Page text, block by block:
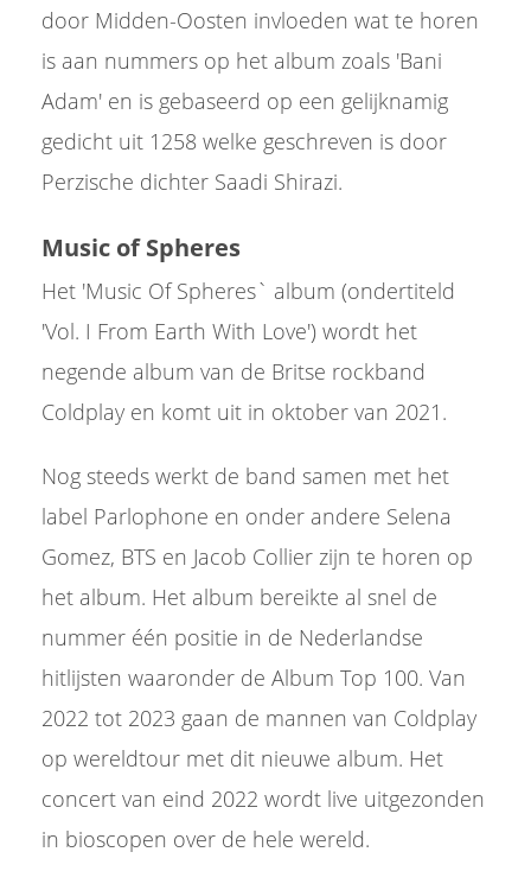
door Midden-Oosten invloeden wat te horen
is aan nummers op het album zoals 'Bani
Adam' en is gebaseerd op een gelijknamig
gedicht uit 1258 welke geschreven is door
Perzische dichter Saadi Shirazi.
Music of Spheres
Het 'Music Of Spheres` album (ondertiteld
'Vol. I From Earth With Love') wordt het
negende album van de Britse rockband
Coldplay en komt uit in oktober van 2021.
Nog steeds werkt de band samen met het
label Parlophone en onder andere Selena
Gomez, BTS en Jacob Collier zijn te horen op
het album. Het album bereikte al snel de
nummer één positie in de Nederlandse
hitlijsten waaronder de Album Top 100. Van
2022 tot 2023 gaan de mannen van Coldplay
op wereldtour met dit nieuwe album. Het
concert van eind 2022 wordt live uitgezonden
in bioscopen over de hele wereld.